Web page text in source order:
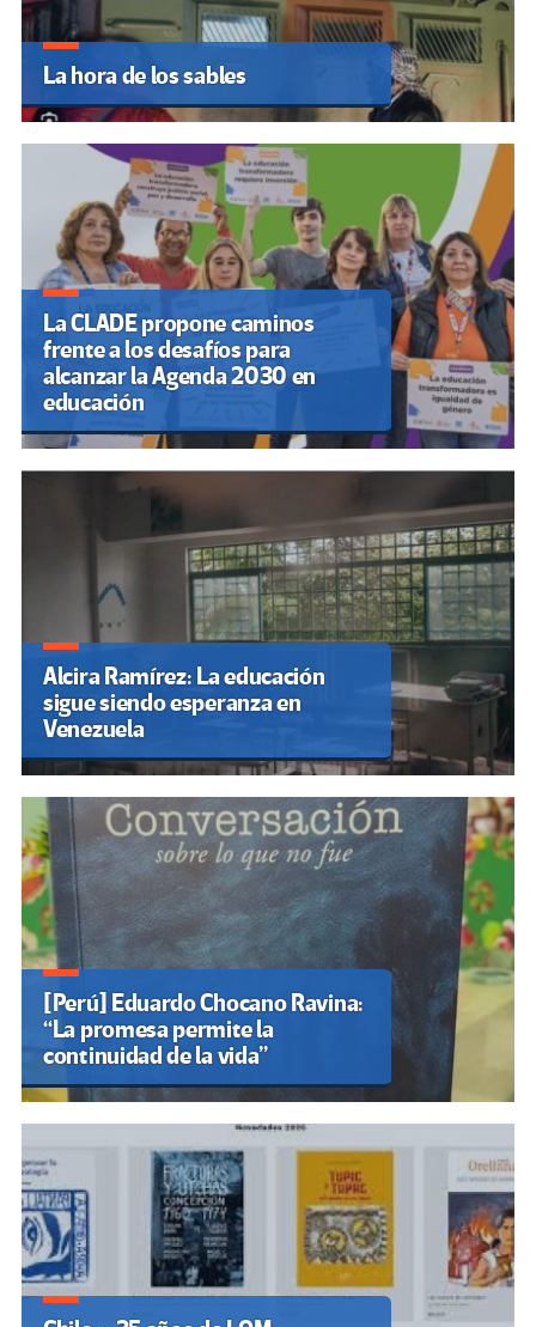
La hora de los sables
La CLADE propone caminos
frente a los desafíos para
alcanzar la Agenda 2030 en
educación
Alcira Ramírez: La educación
sigue siendo esperanza en
Venezuela
[Perú] Eduardo Chocano Ravina:
“La promesa permite la
continuidad de la vida”